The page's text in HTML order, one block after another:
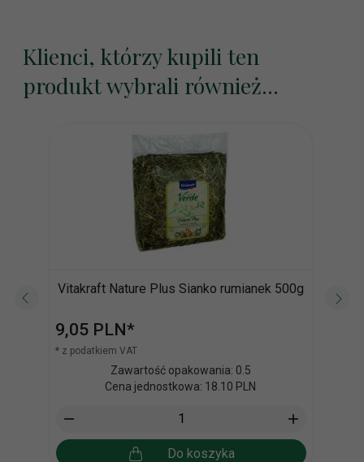
Klienci, którzy kupili ten
produkt wybrali również...
Vitakraft Nature Plus Sianko rumianek 500g
9,05 PLN*
* z podatkiem VAT
Zawartość opakowania: 0.5
Cena jednostkowa: 18.10 PLN
Do koszyka